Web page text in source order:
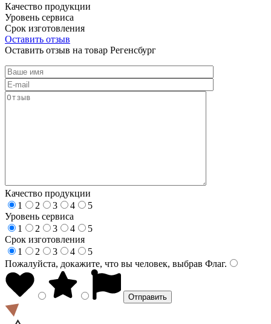
Качество продукции
Уровень сервиса
Срок изготовления
Оставить отзыв
Оставить отзыв на товар Регенсбург
Качество продукции
1
2 3 4
5
Уровень сервиса
1
2 3 4
5
Срок изготовления
1
2 3 4
5
Пожалуйста, докажите, что вы человек, выбрав Флаг.